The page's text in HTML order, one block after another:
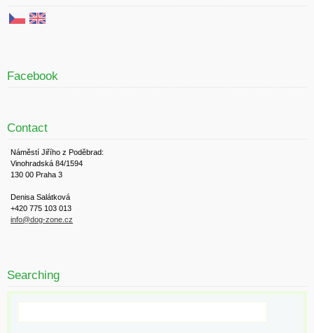
Facebook
Contact
Náměstí Jiřího z Poděbrad:
Vinohradská 84/1594
130 00 Praha 3
Denisa Salátková
+420 775 103 013
info@dog-zone.cz
Searching